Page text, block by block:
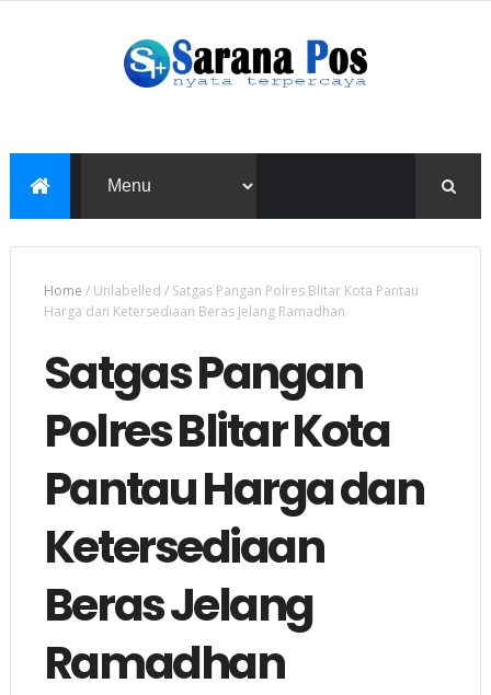
Home /Unlabelled / Satgas Pangan Polres Blitar Kota Pantau
Harga dan Ketersediaan Beras Jelang Ramadhan
Satgas Pangan
Polres Blitar Kota
Pantau Harga dan
Ketersediaan
Beras Jelang
Ramadhan